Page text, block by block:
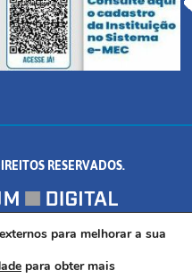
RESERVADOS.
FORMIGA/MG - CEP:
para melhorar a sua
para obter mais